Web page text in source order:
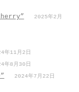
2025年2月
年11月2日
年8月30日
2024年7月22日